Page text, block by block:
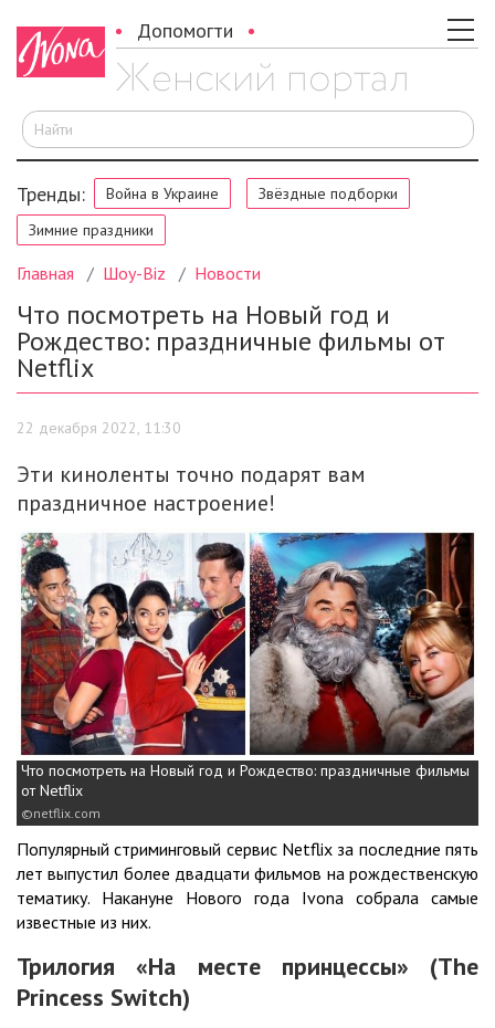
Допомогти
Тренды: Война в Украине
Звёздные подборки
Зимние праздники
Главная Шоу-Biz Новости
Что посмотреть на Новый год и
Рождество: праздничные фильмы от
Netflix
22 декабря 2022, 11:30
Эти киноленты точно подарят вам
праздничное настроение!
Что посмотреть на Новый год и Рождество: праздничные фильмы
от Netflix
netflix.com
Популярный стриминговый сервис Netflix за последние пять
лет выпустил более двадцати фильмов на рождественскую
тематику. Накануне Нового года Ivona собрала самые
известные из них.
Трилогия «На месте принцессы» (The
Princess Switch)